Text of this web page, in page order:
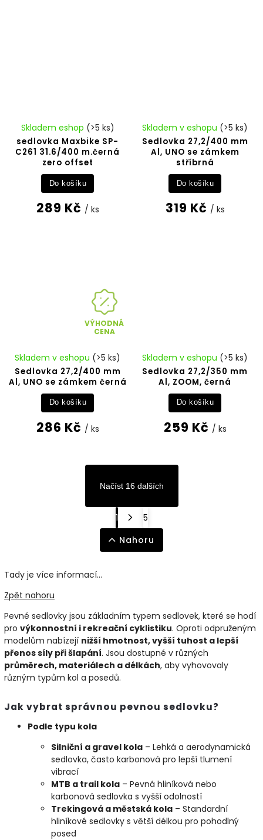
sedlovka Maxbike SP-
C261 31.6/400 m.černá
zero offset
Skladem eshop (>5 ks)
289 Kč / ks
Do košíku
Sedlovka 27,2/400 mm
Al, UNO se zámkem
stříbrná
Skladem v eshopu (>5 ks)
319 Kč / ks
Do košíku
VÝHODNÁ
CENA
Sedlovka 27,2/400 mm
Al, UNO se zámkem černá
Skladem v eshopu (>5 ks)
286 Kč / ks
Do košíku
Sedlovka 27,2/350 mm
Al, ZOOM, černá
Skladem v eshopu (>5 ks)
259 Kč / ks
Do košíku
Načíst 16 dalších
1
5
Nahoru
Tady je více informací...
Zpět nahoru
Pevné sedlovky jsou základním typem sedlovek, které se hodí
pro výkonnostní i rekreační cyklistiku. Oproti odpruženým
modelům nabízejí nižší hmotnost, vyšší tuhost a lepší
přenos síly při šlapání. Jsou dostupné v různých
průměrech, materiálech a délkách, aby vyhovovaly
různým typům kol a posedů.
Jak vybrat správnou pevnou sedlovku?
Podle typu kola
Silniční a gravel kola – Lehká a aerodynamická
sedlovka, často karbonová pro lepší tlumení
vibrací
MTB a trail kola – Pevná hliníková nebo
karbonová sedlovka s vyšší odolností
Trekingová a městská kola – Standardní
hliníkové sedlovky s větší délkou pro pohodlný
posed